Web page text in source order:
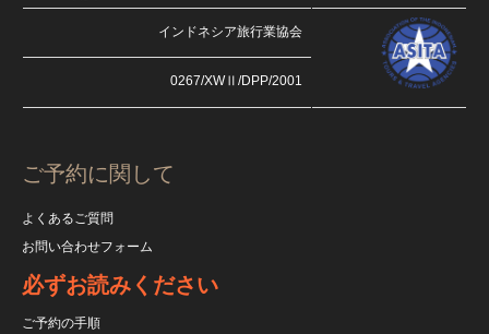
インドネシア旅行業協会
0267/XWⅡ/DPP/2001
ご予約に関して
よくあるご質問
お問い合わせフォーム
必ずお読みください
ご予約の手順